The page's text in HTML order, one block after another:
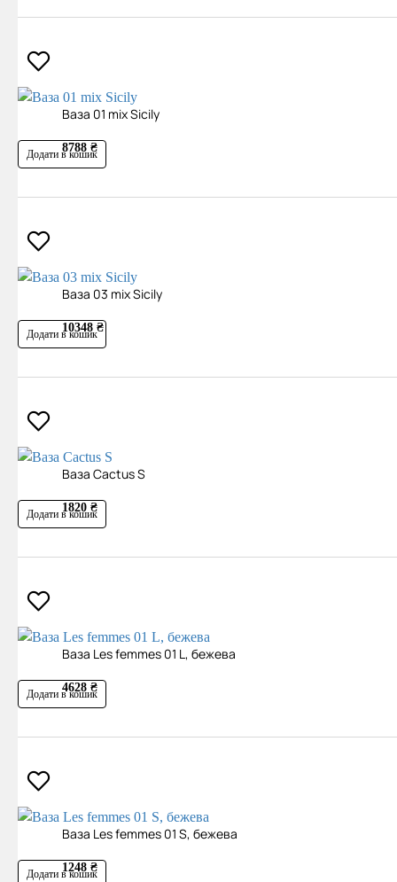
Ваза 01 mix Sicily
8788 ₴
Додати в кошик
Ваза 03 mix Sicily
10348 ₴
Додати в кошик
Ваза Cactus S
1820 ₴
Додати в кошик
Ваза Les femmes 01 L, бежева
4628 ₴
Додати в кошик
Ваза Les femmes 01 S, бежева
1248 ₴
Додати в кошик